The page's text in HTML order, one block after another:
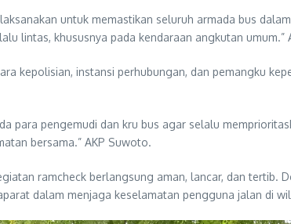
untuk memastikan seluruh armada bus
lintas, khususnya pada kendaraan angkutan umum.”
kepolisian, instansi perhubungan, dan pemangku
para pengemudi dan kru bus agar selalu
bersama.” AKP Suwoto.
ramcheck berlangsung aman, lancar, dan
dalam menjaga keselamatan pengguna jalan di